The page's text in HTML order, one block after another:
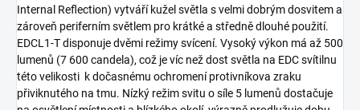
Internal Reflection) vytváří kužel světla s velmi dobrým dosvitem a
zároveň periferním světlem pro krátké a středně dlouhé použití.
EDCL1-T disponuje dvěmi režimy svícení. Vysoký výkon má až 500
lumenů (7 600 candela), což je víc než dost světla na EDC svítilnu
této velikosti k dočasnému ochromení protivníkova zraku
přiviknutého na tmu. Nízký režim svitu o síle 5 lumenů dostačuje